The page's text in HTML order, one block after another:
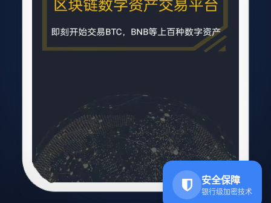
安全保障
银行级加密技术